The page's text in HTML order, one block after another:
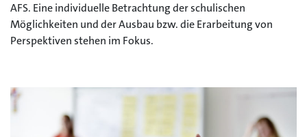
AFS. Eine individuelle Betrachtung der schulischen
Möglichkeiten und der Ausbau bzw. die Erarbeitung von
Perspektiven stehen im Fokus.